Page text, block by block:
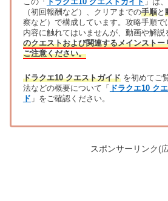
この「 ドラクエ10 クエストガイド 」は
（初回報酬など）、クリアまでの手順と
察など）で構成しています。攻略手順で
内容に触れてはいませんが、動画や解説
のクエストおよび関連するメインストー
ご注意ください。
ドラクエ10 クエストガイドを初めてご
法などの概要について「
ドラクエ10 ク
ド 」をご確認ください。
スポンサーリンク(